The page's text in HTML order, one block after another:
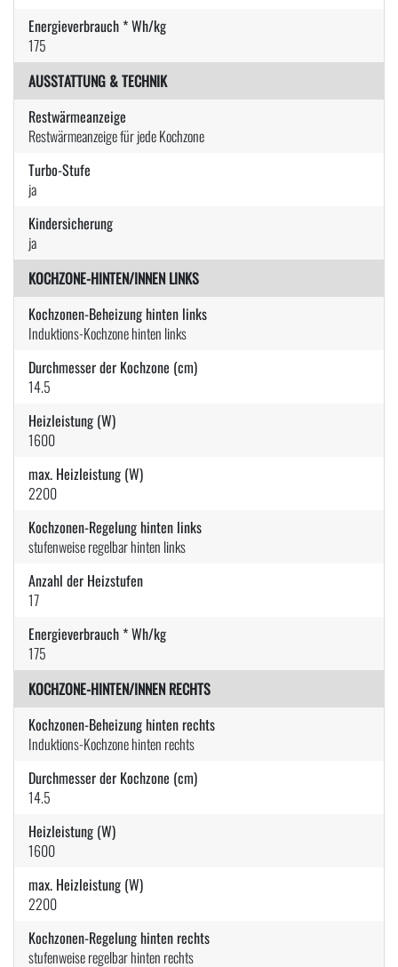
Energieverbrauch * Wh/kg
175
AUSSTATTUNG & TECHNIK
Restwärmeanzeige
Restwärmeanzeige für jede Kochzone
Turbo-Stufe
ja
Kindersicherung
ja
KOCHZONE-HINTEN/INNEN LINKS
Kochzonen-Beheizung hinten links
Induktions-Kochzone hinten links
Durchmesser der Kochzone (cm)
14.5
Heizleistung (W)
1600
max. Heizleistung (W)
2200
Kochzonen-Regelung hinten links
stufenweise regelbar hinten links
Anzahl der Heizstufen
17
Energieverbrauch * Wh/kg
175
KOCHZONE-HINTEN/INNEN RECHTS
Kochzonen-Beheizung hinten rechts
Induktions-Kochzone hinten rechts
Durchmesser der Kochzone (cm)
14.5
Heizleistung (W)
1600
max. Heizleistung (W)
2200
Kochzonen-Regelung hinten rechts
stufenweise regelbar hinten rechts